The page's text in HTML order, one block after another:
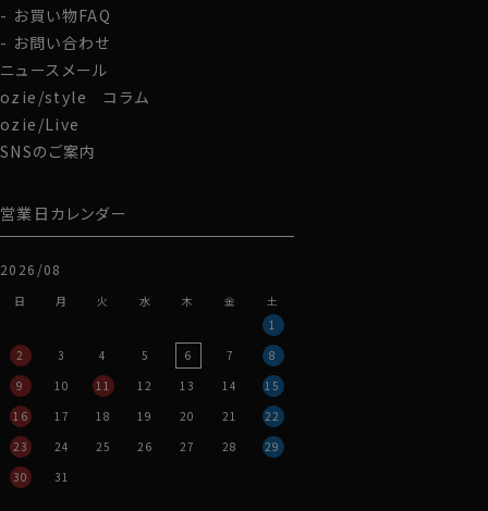
お買い物FAQ
お問い合わせ
ニュースメール
ozie/style コラム
ozie/Live
SNSのご案内
営業日カレンダー
2026/08
日 月 火 水 木 金
土
1
2
3 4 5 6 7
8
9
10 11 12 13 14
15
16
17 18 19 20 21
22
23
24 25 26 27 28
29
30
31